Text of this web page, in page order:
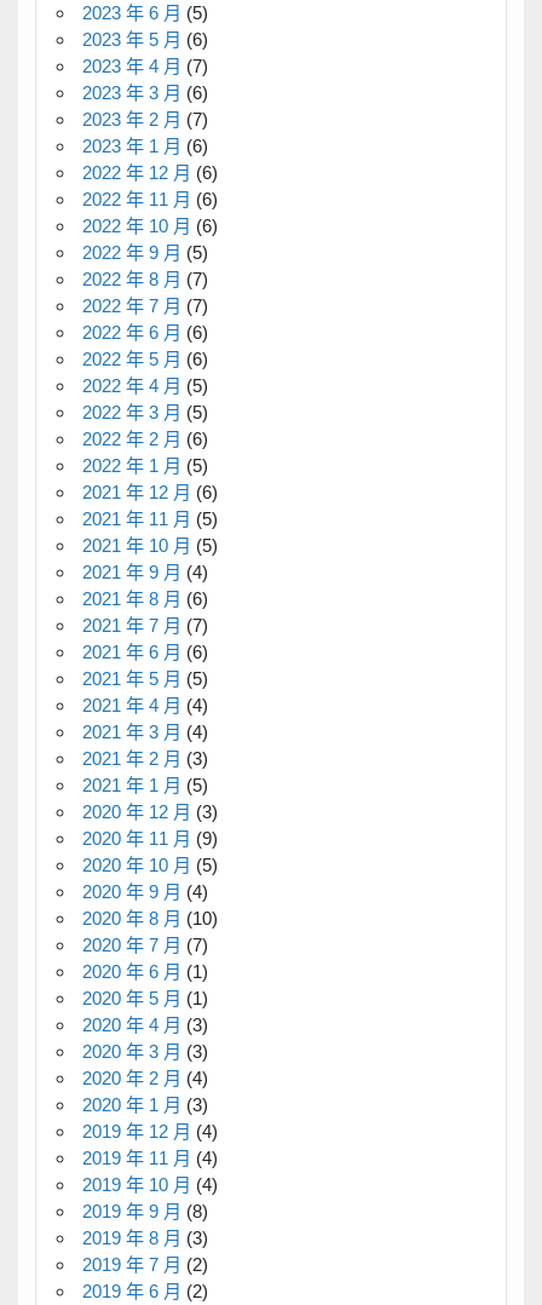
2023 年 6 月 (5)
2023 年 5 月 (6)
2023 年 4 月 (7)
2023 年 3 月 (6)
2023 年 2 月 (7)
2023 年 1 月 (6)
2022 年 12 月 (6)
2022 年 11 月 (6)
2022 年 10 月 (6)
2022 年 9 月 (5)
2022 年 8 月 (7)
2022 年 7 月 (7)
2022 年 6 月 (6)
2022 年 5 月 (6)
2022 年 4 月 (5)
2022 年 3 月 (5)
2022 年 2 月 (6)
2022 年 1 月 (5)
2021 年 12 月 (6)
2021 年 11 月 (5)
2021 年 10 月 (5)
2021 年 9 月 (4)
2021 年 8 月 (6)
2021 年 7 月 (7)
2021 年 6 月 (6)
2021 年 5 月 (5)
2021 年 4 月 (4)
2021 年 3 月 (4)
2021 年 2 月 (3)
2021 年 1 月 (5)
2020 年 12 月 (3)
2020 年 11 月 (9)
2020 年 10 月 (5)
2020 年 9 月 (4)
2020 年 8 月 (10)
2020 年 7 月 (7)
2020 年 6 月 (1)
2020 年 5 月 (1)
2020 年 4 月 (3)
2020 年 3 月 (3)
2020 年 2 月 (4)
2020 年 1 月 (3)
2019 年 12 月 (4)
2019 年 11 月 (4)
2019 年 10 月 (4)
2019 年 9 月 (8)
2019 年 8 月 (3)
2019 年 7 月 (2)
2019 年 6 月 (2)